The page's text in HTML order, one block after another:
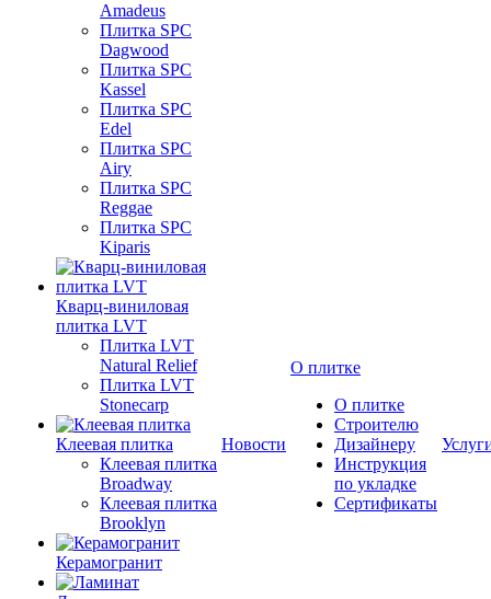
Amadeus
Плитка SPC
Dagwood
Плитка SPC
Kassel
Плитка SPC
Edel
Плитка SPC
Airy
Плитка SPC
Reggae
Плитка SPC
Kiparis
Кварц-виниловая
плитка LVT
Плитка LVT
Natural Relief
Плитка LVT
Stonecarp
Клеевая плитка
Клеевая плитка
Broadway
Клеевая плитка
Brooklyn
Керамогранит
Новости
О плитке
О плитке
Строителю
Дизайнеру
Инструкция
по укладке
Сертификаты